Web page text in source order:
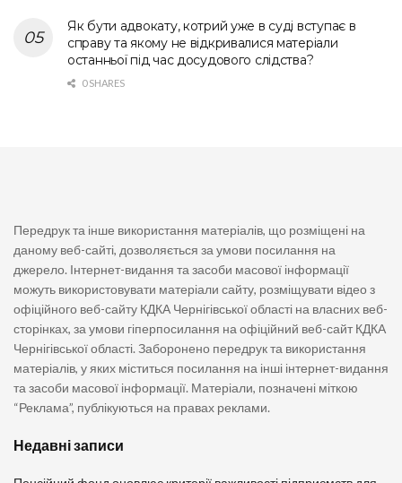
Як бути адвокату, котрий уже в суді вступає в
справу та якому не відкривалися матеріали
останньої під час досудового слідства?
0 SHARES
Передрук та інше використання матеріалів, що розміщені на
даному веб-сайті, дозволяється за умови посилання на
джерело. Інтернет-видання та засоби масової інформації
можуть використовувати матеріали сайту, розміщувати відео з
офіційного веб-сайту КДКА Чернігівської області на власних веб-
сторінках, за умови гіперпосилання на офіційний веб-сайт КДКА
Чернігівської області. Заборонено передрук та використання
матеріалів, у яких міститься посилання на інші інтернет-видання
та засоби масової інформації. Матеріали, позначені міткою
“Реклама”, публікуються на правах реклами.
Недавні записи